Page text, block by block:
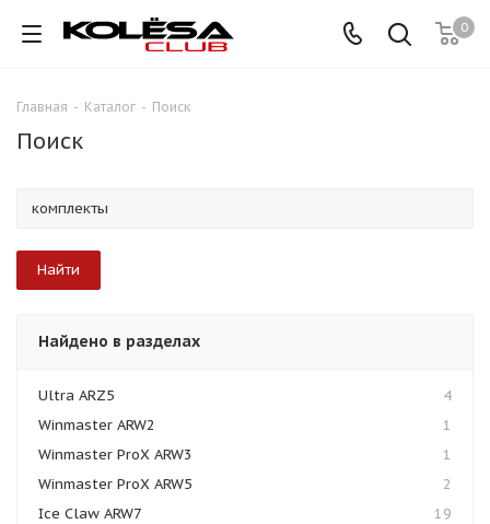
0
Главная - Каталог - Поиск
Поиск
Найдено в разделах
Ultra ARZ5
4
Winmaster ARW2
1
Winmaster ProX ARW3
1
Winmaster ProX ARW5
2
Ice Claw ARW7
19